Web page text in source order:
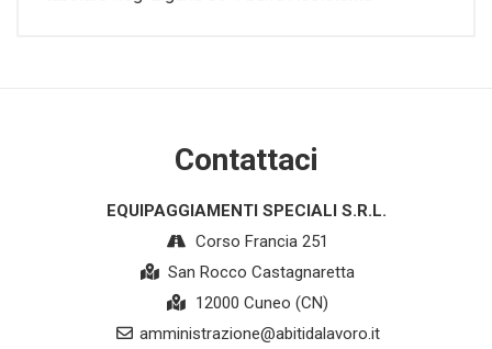
Contattaci
EQUIPAGGIAMENTI SPECIALI S.R.L.
Corso Francia 251
San Rocco Castagnaretta
12000 Cuneo (CN)
amministrazione@abitidalavoro.it